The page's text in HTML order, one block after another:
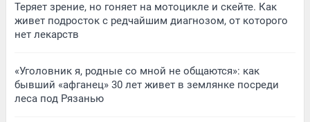
Теряет зрение, но гоняет на мотоцикле и скейте. Как
живет подросток с редчайшим диагнозом, от которого
нет лекарств
«Уголовник я, родные со мной не общаются»: как
бывший «афганец» 30 лет живет в землянке посреди
леса под Рязанью